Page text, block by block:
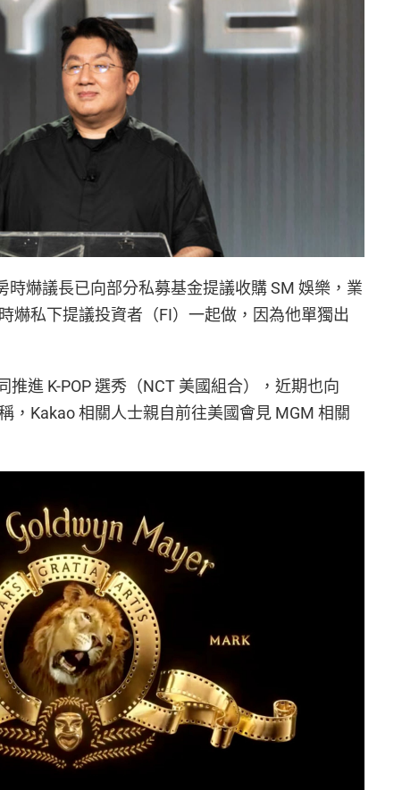
時爀議長已向部分私募基金提議收購 SM 娛樂，業
爀私下提議投資者（FI）一起做，因為他單獨出
推進 K-POP 選秀（NCT 美國組合），近期也向
，Kakao 相關人士親自前往美國會見 MGM 相關